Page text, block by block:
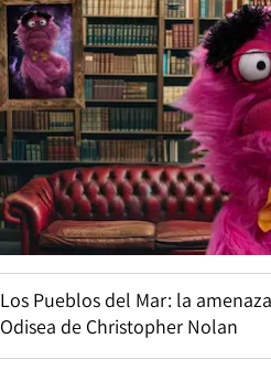
Los Pueblos del Mar: la
Odisea de Christopher Nolan